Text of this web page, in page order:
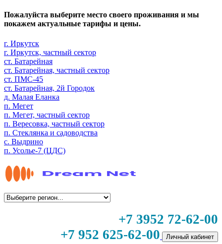
Пожалуйста выберите место своего проживания и мы
покажем актуальные тарифы и цены.
г. Иркутск
г. Иркутск, частный сектор
ст. Батарейная
ст. Батарейная, частный сектор
ст. ПМС-45
ст. Батарейная, 2й Городок
д. Малая Еланка
п. Мегет
п. Мегет, частный сектор
п. Вересовка, частный сектор
п. Стеклянка и садоводства
с. Выдрино
п. Усолье-7 (ЦДС)
+7 3952 72-62-00
+7 952 625-62-00
Личный кабинет